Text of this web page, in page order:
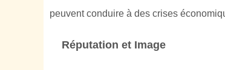
peuvent conduire à des crises
Réputation et Image